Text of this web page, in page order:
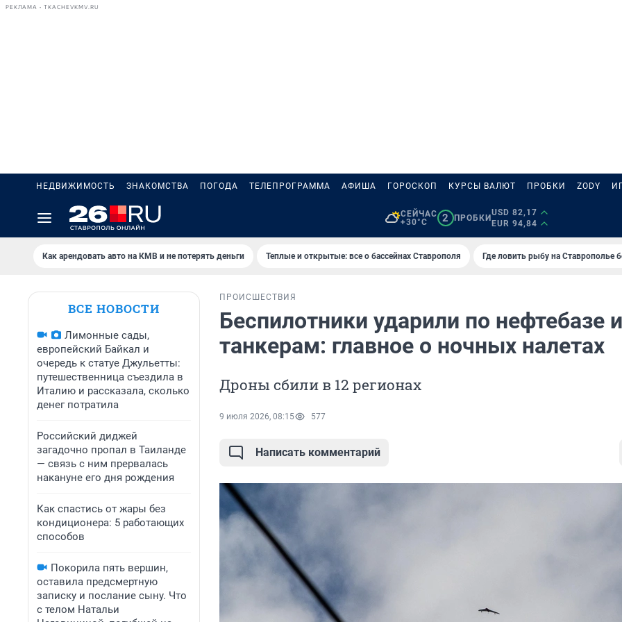
РЕКЛАМА • TKACHEVKMV.RU
НЕДВИЖИМОСТЬ ЗНАКОМСТВА ПОГОДА ТЕЛЕПРОГРАММА АФИША ГОРОСКОП КУРСЫ ВАЛЮТ ПРОБКИ ZODY
СЕЙЧАС
+30°C
2 ПРОБКИ
USD 82,17
EUR 94,84
Как арендовать авто на КМВ и не потерять деньги Теплые и открытые: все о бассейнах Ставрополя Где ловить рыбу на Ставрополье
ВСЕ НОВОСТИ
Лимонные сады,
европейский Байкал и
очередь к статуе Джульетты:
путешественница съездила в
Италию и рассказала, сколько
денег потратила
Российский диджей
загадочно пропал в Таиланде
— связь с ним прервалась
накануне его дня рождения
Как спастись от жары без
кондиционера: 5 работающих
способов
Покорила пять вершин,
оставила предсмертную
записку и послание сыну. Что
с телом Натальи
ПРОИСШЕСТВИЯ
Беспилотники ударили по нефтебазе и
танкерам: главное о ночных налетах
Дроны сбили в 12 регионах
9 июля 2026, 08:15 577
Написать комментарий